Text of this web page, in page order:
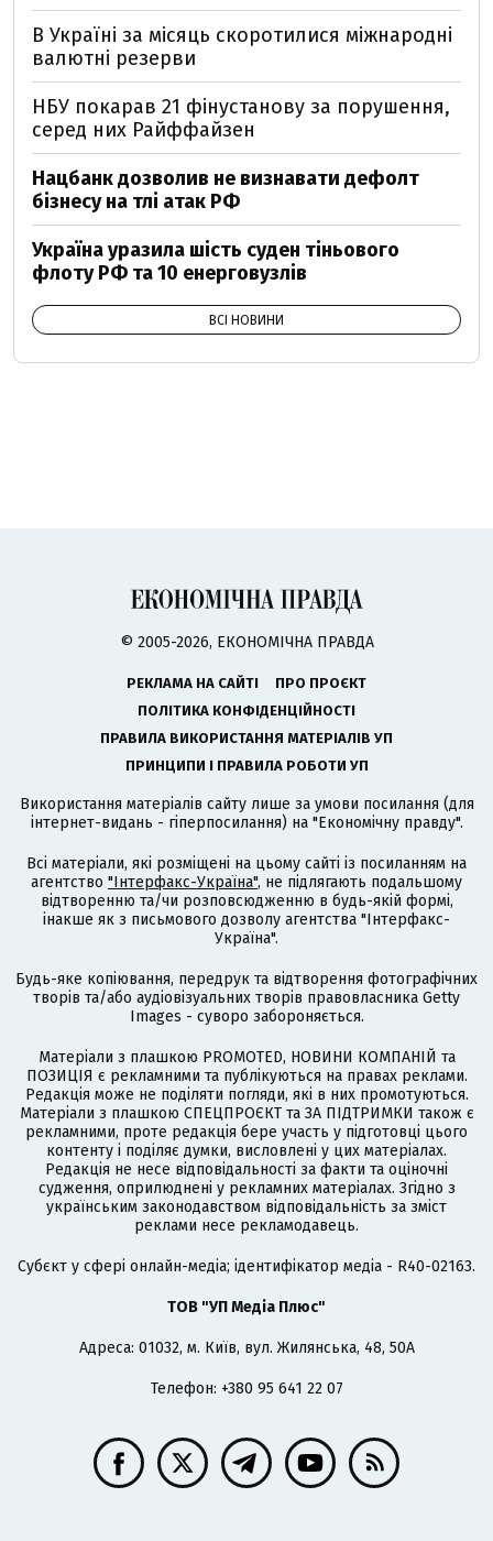
В Україні за місяць скоротилися міжнародні
валютні резерви
НБУ покарав 21 фінустанову за порушення,
серед них Райффайзен
Нацбанк дозволив не визнавати дефолт
бізнесу на тлі атак РФ
Україна уразила шість суден тіньового
флоту РФ та 10 енерговузлів
ВСІ НОВИНИ
© 2005-2026, ЕКОНОМІЧНА ПРАВДА
РЕКЛАМА НА САЙТІ
ПРО ПРОЄКТ
ПОЛІТИКА КОНФІДЕНЦІЙНОСТІ
ПРАВИЛА ВИКОРИСТАННЯ МАТЕРІАЛІВ УП
ПРИНЦИПИ І ПРАВИЛА РОБОТИ УП
Використання матеріалів сайту лише за умови посилання (для
інтернет-видань - гіперпосилання) на "Економічну правду".
Всі матеріали, які розміщені на цьому сайті із посиланням на
агентство "Інтерфакс-Україна", не підлягають подальшому
відтворенню та/чи розповсюдженню в будь-якій формі,
інакше як з письмового дозволу агентства "Інтерфакс-
Україна".
Будь-яке копіювання, передрук та відтворення фотографічних
творів та/або аудіовізуальних творів правовласника Getty
Images - суворо забороняється.
Матеріали з плашкою PROMOTED, НОВИНИ КОМПАНІЙ та
ПОЗИЦІЯ є рекламними та публікуються на правах реклами.
Редакція може не поділяти погляди, які в них промотуються.
Матеріали з плашкою СПЕЦПРОЄКТ та ЗА ПІДТРИМКИ також є
рекламними, проте редакція бере участь у підготовці цього
контенту і поділяє думки, висловлені у цих матеріалах.
Редакція не несе відповідальності за факти та оціночні
судження, оприлюднені у рекламних матеріалах. Згідно з
українським законодавством відповідальність за зміст
реклами несе рекламодавець.
Cубєкт у сфері онлайн-медіа; ідентифікатор медіа - R40-02163.
ТОВ "УП Медіа Плюс"
Адреса: 01032, м. Київ, вул. Жилянська, 48, 50А
Телефон: +380 95 641 22 07